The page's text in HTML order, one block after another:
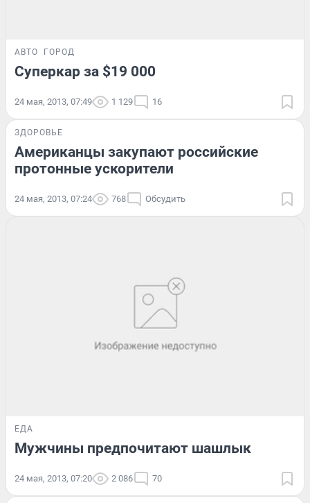
АВТО ГОРОД
Суперкар за $19 000
24 мая, 2013, 07:49 1 129 16
ЗДОРОВЬЕ
Американцы закупают российские
протонные ускорители
24 мая, 2013, 07:24 768 Обсудить
ЕДА
Мужчины предпочитают шашлык
24 мая, 2013, 07:20 2 086 70